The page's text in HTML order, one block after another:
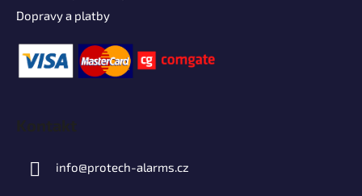
Dopravy a platby
Kontakt
info@protech-alarms.cz